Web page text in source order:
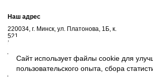
Сайт использует файлы cookie для
пользовательского опыта, сбора
Наш адрес
220034, г. Минск, ул. Платонова, 1Б, к.
521
Почтовый адрес: а/я 102, 220034, г.Минск
Личный кабинет